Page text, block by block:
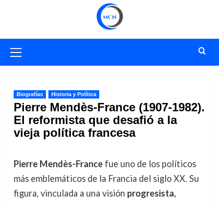
primario
Biografías Historia y Política
Pierre Mendès-France (1907-1982).
El reformista que desafió a la
vieja política francesa
Pierre Mendès-Francefue uno de los políticos
más emblemáticos de la Francia del siglo XX. Su
figura, vinculada a una visión progresista,